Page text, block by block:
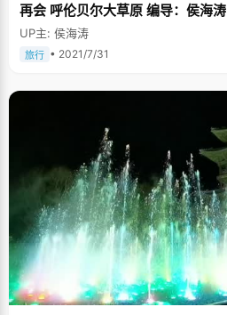
再会 呼伦贝尔大草原 编导：侯海涛
UP主: 侯海涛
旅行 • 2021/7/31